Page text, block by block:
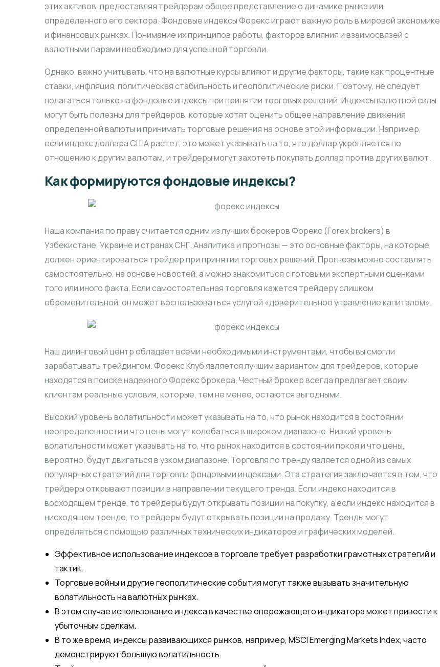
этих активов, предоставляя трейдерам общее представление о динамике рынка или
определенного его сектора. Фондовые индексы Форекс играют важную роль в мировой экономике
и финансовых рынках. Понимание их принципов работы, факторов влияния и взаимосвязей с
валютными парами необходимо для успешной торговли.
Однако, важно учитывать, что на валютные курсы влияют и другие факторы, такие как процентные
ставки, инфляция, политическая стабильность и геополитические риски. Поэтому, не следует
полагаться только на фондовые индексы при принятии торговых решений. Индексы валютной силы
могут быть полезны для трейдеров, которые хотят оценить общее направление движения
определенной валюты и принимать торговые решения на основе этой информации. Например,
если индекс доллара США растет, это может указывать на то, что доллар укрепляется по
отношению к другим валютам, и трейдеры могут захотеть покупать доллар против других валют.
Как формируются фондовые индексы?
Наша компания по праву считается одним из лучших брокеров Форекс (Forex brokers) в
Узбекистане, Украине и странах СНГ. Аналитика и прогнозы — это основные факторы, на которые
должен ориентироваться трейдер при принятии торговых решений. Прогнозы можно составлять
самостоятельно, на основе новостей, а можно знакомиться с готовыми экспертными оценками
того или иного факта. Если самостоятельная торговля кажется трейдеру слишком
обременительной, он может воспользоваться услугой «доверительное управление капиталом».
Наш дилинговый центр обладает всеми необходимыми инструментами, чтобы вы смогли
зарабатывать трейдингом. Форекс Клуб является лучшим вариантом для трейдеров, которые
находятся в поиске надежного Форекс брокера. Честный брокер всегда предлагает своим
клиентам реальные условия, которые, тем не менее, остаются выгодными.
Высокий уровень волатильности может указывать на то, что рынок находится в состоянии
неопределенности и что цены могут колебаться в широком диапазоне. Низкий уровень
волатильности может указывать на то, что рынок находится в состоянии покоя и что цены,
вероятно, будут двигаться в узком диапазоне. Торговля по тренду является одной из самых
популярных стратегий для торговли фондовыми индексами. Эта стратегия заключается в том, что
трейдеры открывают позиции в направлении текущего тренда. Если индекс находится в
восходящем тренде, то трейдеры будут открывать позиции на покупку, а если индекс находится в
нисходящем тренде, то трейдеры будут открывать позиции на продажу. Тренды могут
определяться с помощью различных технических индикаторов и графических моделей.
Эффективное использование индексов в торговле требует разработки грамотных стратегий и
тактик.
Торговые войны и другие геополитические события могут также вызывать значительную
волатильность на валютных рынках.
В этом случае использование индекса в качестве опережающего индикатора может привести к
убыточным сделкам.
В то же время, индексы развивающихся рынков, например, MSCI Emerging Markets Index, часто
демонстрируют большую волатильность.